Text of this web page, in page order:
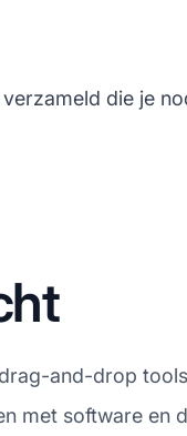
die je
and-drop
met software en